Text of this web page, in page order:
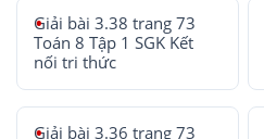
Giải bài 3.38 trang 73
Toán 8 Tập 1 SGK Kết
nối tri thức
Giải bài 3.36 trang 73